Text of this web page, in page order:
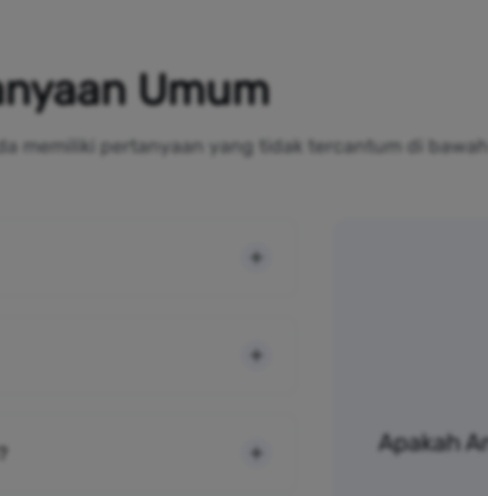
Umum
memiliki pertanyaan yang tidak tercantum di
Apakah